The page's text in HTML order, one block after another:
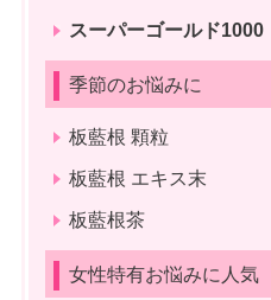
スーパーゴールド1000
季節のお悩みに
板藍根 顆粒
板藍根 エキス末
板藍根茶
女性特有お悩みに人気